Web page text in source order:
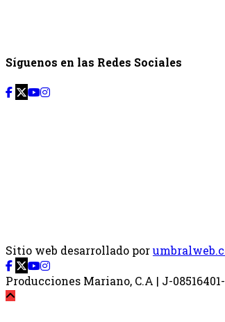
Síguenos en las Redes Sociales
Sitio web desarrollado por
Producciones Mariano, C.A | J-